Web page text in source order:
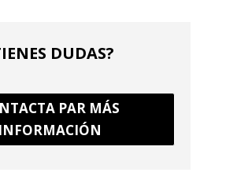
DUDAS?
PAR MÁS
INFORMACIÓN